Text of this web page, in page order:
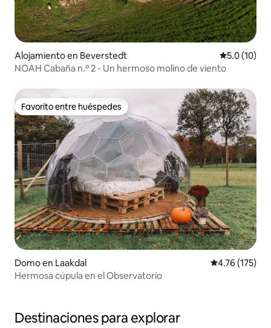
Alojamiento en Beverstedt Calificación
5.0 (10)
NOAH Cabaña n.º 2 - Un hermoso molino de viento
Favorito entre huéspedes
Favorito entre huéspedes
Domo en Laakdal Calificación
4.76 (175)
Hermosa cúpula en el Observatorio
Destinaciones para explorar